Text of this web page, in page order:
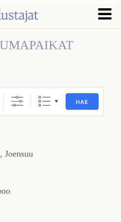
HAE
Joensuu